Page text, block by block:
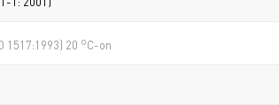
1517:1993) 20 oC-on